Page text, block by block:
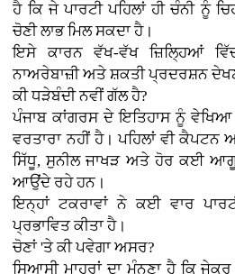
ਹੈ ਕਿ ਜੇ ਪਾਰਟੀ ਪਹਿਲਾਂ ਹੀ ਚੰਨੀ ਨੂੰ
ਚੋਣੀ ਲਾਭ ਮਿਲ ਸਕਦਾ ਹੈ।
ਇਸੇ ਕਾਰਨ ਵੱਖ-ਵੱਖ ਜ਼ਿਲ੍ਹਿਆਂ
ਨਾਅਰੇਬਾਜ਼ੀ ਅਤੇ ਸ਼ਕਤੀ ਪ੍ਰਦਰਸ਼ਨ
ਕੀ ਧੜੇਬੰਦੀ ਨਵੀਂ ਗੱਲ ਹੈ?
ਪੰਜਾਬ ਕਾਂਗਰਸ ਦੇ ਇਤਿਹਾਸ ਨੂੰ
ਵਰਤਾਰਾ ਨਹੀਂ ਹੈ। ਪਹਿਲਾਂ ਵੀ
ਸਿੱਧੂ, ਸੁਨੀਲ ਜਾਖੜ ਅਤੇ ਹੋਰ ਕਈ
ਆਉਂਦੇ ਰਹੇ ਹਨ।
ਇਨ੍ਹਾਂ ਟਕਰਾਵਾਂ ਨੇ ਕਈ ਵਾਰ
ਪ੍ਰਭਾਵਿਤ ਕੀਤਾ ਹੈ।
ਚੋਣਾਂ 'ਤੇ ਕੀ ਪਵੇਗਾ ਅਸਰ?
ਸਿਆਸੀ ਮਾਹਰਾਂ ਦਾ ਮੰਨਣਾ ਹੈ ਕਿ